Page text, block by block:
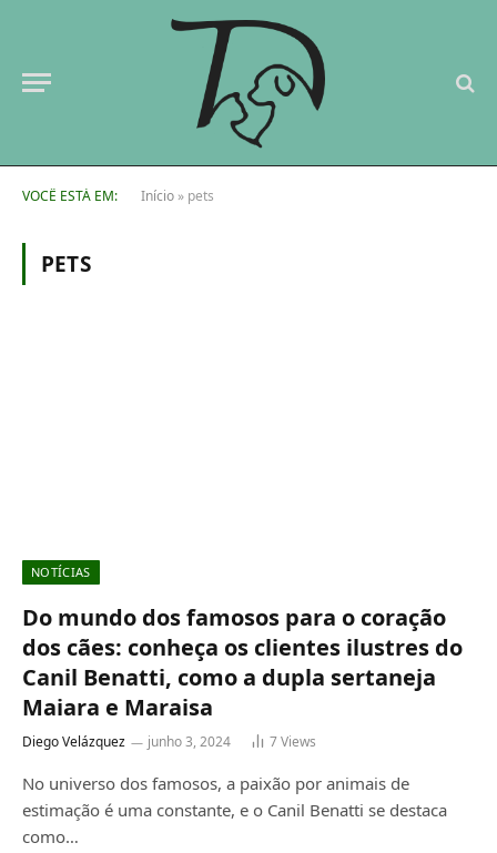
VOCÊ ESTÁ EM: Início » pets
PETS
NOTÍCIAS
Do mundo dos famosos para o coração
dos cães: conheça os clientes ilustres do
Canil Benatti, como a dupla sertaneja
Maiara e Maraisa
Diego Velázquez junho 3, 2024 7Views
No universo dos famosos, a paixão por animais de
estimação é uma constante, e o Canil Benatti se destaca
como…